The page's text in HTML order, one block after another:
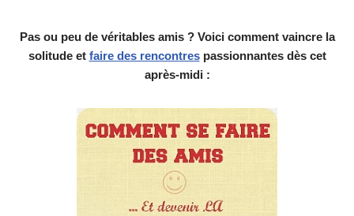
Pas ou peu de véritables amis ? Voici comment vaincre la
solitude et faire des rencontrespassionnantes dès cet
après-midi :